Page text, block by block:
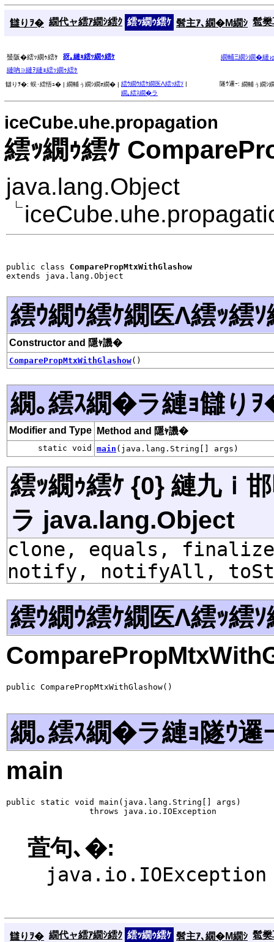
讎りｦ� 繝代ャ繧ｱ繝ｼ繧ｸ 繧ｯ繝ｩ繧ｹ 髫主ｱ､繝�Μ繝ｼ 髱
蜑阪�繧ｯ繝ｩ繧ｹ 谺｡縺ｮ繧ｯ繝ｩ繧ｹ
繝輔Ξ繝ｼ繝�縺
縺吶∋縺ｦ縺ｮ繧ｯ繝ｩ繧ｹ
讎りｦ�: 蜈･繧悟ｭ� | 繝輔ぅ繝ｼ繝ｫ繝� | 繧ｳ繝ｳ繧ｹ繝医Λ繧ｯ繧ｿ |
繝｡繧ｽ繝�ラ
隧ｳ邏ｰ: 繝輔ぅ繝ｼ
iceCube.uhe.propagation
繧ｯ繝ｩ繧ｹ
java.lang.Object
public class ComparePropMtxWithGlashow
extends java.lang.Object
繧ｳ繝ｳ繧ｹ繝医Λ繧ｯ繧
Constructor and 隱ｬ譏�
ComparePropMtxWithGlashow()
繝｡繧ｽ繝�ラ縺ｮ讎り
Modifier and Type Method and 隱ｬ譏�
static void main (java.lang.String[] args)
繧ｯ繝ｩ繧ｹ {0} 縺九ｉ
ラ java.lang.Object
clone, equals,
notify, notifyAll,
繧ｳ繝ｳ繧ｹ繝医Λ繧ｯ繧ｿ
public ComparePropMtxWithGlashow()
繝｡繧ｽ繝�ラ縺ｮ隧ｳ邏
main
public static void main(java.lang.String[] args)
                 throws java.io.IOException
萓句､�:
java.io.IOException
讎りｦ� 繝代ャ繧ｱ繝ｼ繧ｸ 繧ｯ繝ｩ繧ｹ 髫主ｱ､繝�Μ繝ｼ 髱